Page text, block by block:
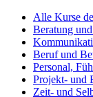
Alle Kurse
Beratung
Beruf und
Personal,
Projekt- und
Zeit- und